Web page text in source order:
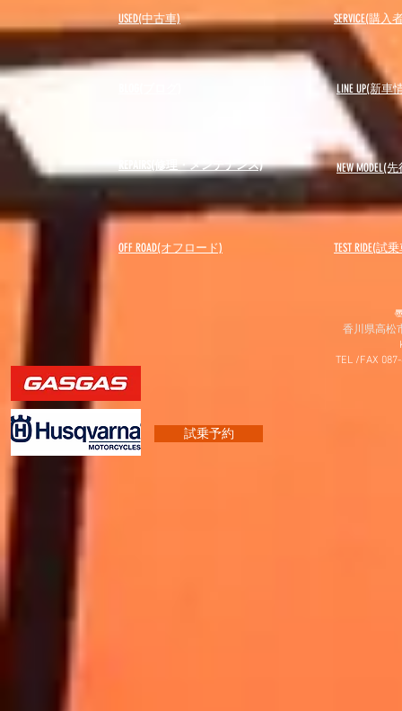
USED(中古車) SERVICE(購
LINE UP(新車
REPAIRS(修理・メンテナンス) NEW MODEL(先
OFF ROAD(オフロード) ​TEST RIDE(試
試乗予約
香川県高松
TEL /FAX